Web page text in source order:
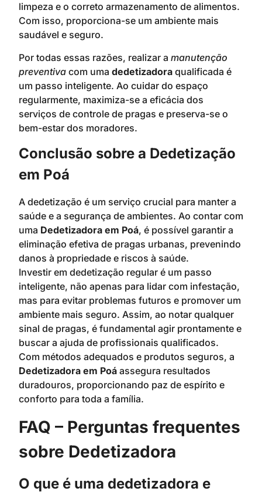
limpeza e o correto armazenamento de alimentos.
Com isso, proporciona-se um ambiente mais
saudável e seguro.
Por todas essas razões, realizar a manutenção
preventiva com uma dedetizadora qualificada é
um passo inteligente. Ao cuidar do espaço
regularmente, maximiza-se a eficácia dos
serviços de controle de pragas e preserva-se o
bem-estar dos moradores.
Conclusão sobre a Dedetização
em Poá
A dedetização é um serviço crucial para manter a
saúde e a segurança de ambientes. Ao contar com
uma Dedetizadora em Poá, é possível garantir a
eliminação efetiva de pragas urbanas, prevenindo
danos à propriedade e riscos à saúde.
Investir em dedetização regular é um passo
inteligente, não apenas para lidar com infestação,
mas para evitar problemas futuros e promover um
ambiente mais seguro. Assim, ao notar qualquer
sinal de pragas, é fundamental agir prontamente e
buscar a ajuda de profissionais qualificados.
Com métodos adequados e produtos seguros, a
Dedetizadora em Poá assegura resultados
duradouros, proporcionando paz de espírito e
conforto para toda a família.
FAQ – Perguntas frequentes
sobre Dedetizadora
O que é uma dedetizadora e